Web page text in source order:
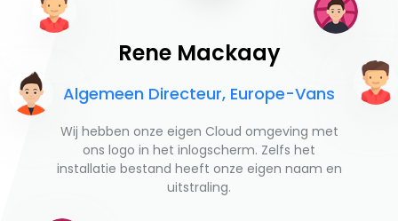
Rene Mackaay
Algemeen Directeur, Europe-Vans
Wij hebben onze eigen Cloud omgeving met
ons logo in het inlogscherm. Zelfs het
installatie bestand heeft onze eigen naam en
uitstraling.